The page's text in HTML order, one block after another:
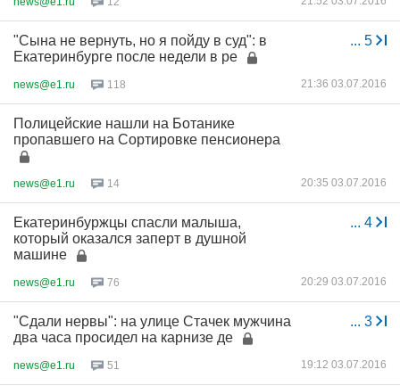
... 5
"Сына не вернуть, но я пойду в суд": в
Екатеринбурге после недели в ре
news@e1.ru 118 21:36 03.07.2016
Полицейские нашли на Ботанике
пропавшего на Сортировке пенсионера
news@e1.ru 14 20:35 03.07.2016
... 4
Екатеринбуржцы спасли малыша,
который оказался заперт в душной
машине
news@e1.ru 76 20:29 03.07.2016
... 3
"Сдали нервы": на улице Стачек мужчина
два часа просидел на карнизе де
news@e1.ru 51 19:12 03.07.2016